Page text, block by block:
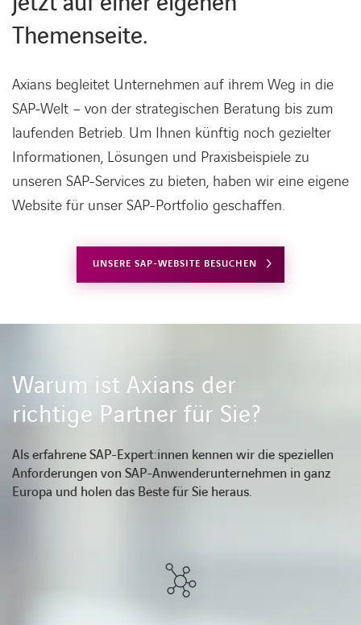
Themenseite.
Axians begleitet Unternehmen auf ihrem Weg in die
SAP-Welt – von der strategischen Beratung bis zum
laufenden Betrieb. Um Ihnen künftig noch gezielter
Informationen, Lösungen und Praxisbeispiele zu
unseren SAP-Services zu bieten, haben wir eine eigene
Website für unser SAP-Portfolio geschaffen.
UNSERE SAP-WEBSITE BESUCHEN
Warum ist Axians der
richtige Partner für Sie?
Als erfahrene SAP-Expert:innen kennen wir die speziellen
Anforderungen von SAP-Anwenderunternehmen in ganz
Europa und holen das Beste für Sie heraus.